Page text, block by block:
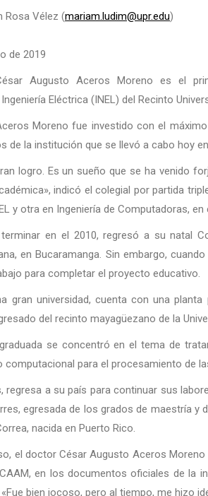
Rosa Vélez (mariam.ludim@upr.edu)
de 2019
Augusto Aceros Moreno es el
Eléctrica (INEL) del Recinto
Moreno fue investido con el
de la institución que se llevó a cabo hoy
logro. Es un sueño que se ha venido
indicó el colegial por partida
y otra en Ingeniería de Computadoras,
en el 2010, regresó a su natal
en Bucaramanga. Sin embargo,
para completar el proyecto educativo.
gran universidad, cuenta con una
del recinto mayagüezano de la
se concentró en el tema de
computacional para el procesamiento de
regresa a su país para continuar sus
egresada de los grados de maestría y
nacida en Puerto Rico.
el doctor César Augusto Aceros
en los documentos oficiales de la
bien jocoso, pero al tiempo, me hizo